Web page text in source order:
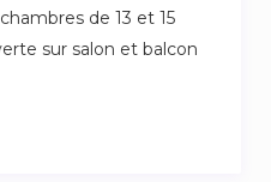
de 13 et 15
sur salon et balcon
et wifi haut débit.